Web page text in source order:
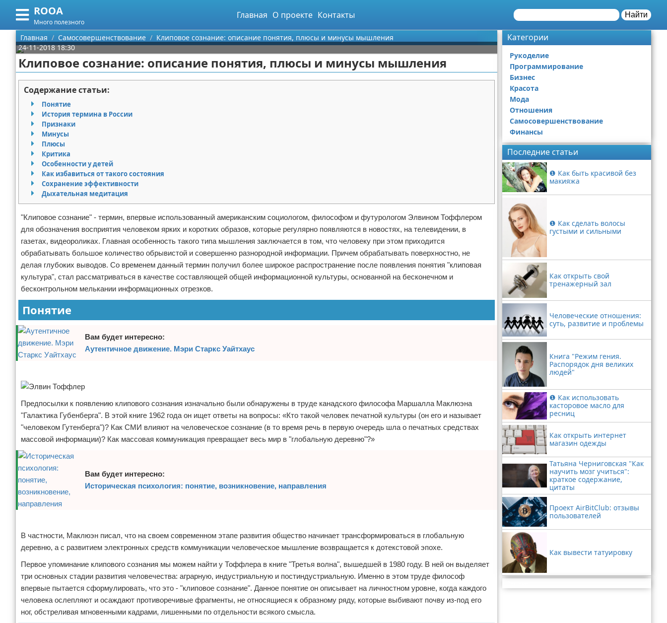
ROOA
Много полезного
Главная О проекте Контакты Найти
Меню
Главная
Категории
Рукоделие
Программирование
Бизнес
Красота
Мода
Отношения
Самосовершенствование
Финансы
Поиск
О проекте
Контакты
Сотрудничество
Размещение рекламы
Для правообладателей
Условия предоставления информации
Отказ от ответственности
Главная Самосовершенствование
Клиповое сознание: описание понятия, плюсы и минусы мышления
24-11-2018 18:30
Клиповое сознание: описание понятия, плюсы и минусы мышления
Содержание статьи:
Понятие
История термина в России
Признаки
Минусы
Плюсы
Критика
Особенности у детей
Как избавиться от такого состояния
Сохранение эффективности
Дыхательная медитация
"Клиповое сознание" - термин, впервые использованный американским социологом, философом и футурологом Элвином Тоффлером
для обозначения восприятия человеком ярких и коротких образов, которые регулярно появляются в новостях, на телевидении, в
газетах, видеороликах. Главная особенность такого типа мышления заключается в том, что человеку при этом приходится
обрабатывать большое количество обрывистой и совершенно разнородной информации. Причем обрабатывать поверхностно, не
делая глубоких выводов. Со временем данный термин получил более широкое распространение после появления понятия "клиповая
культура", стал рассматриваться в качестве составляющей общей информационной культуры, основанной на бесконечном и
бесконтрольном мелькании информационных отрезков.
Понятие
Вам будет интересно:
Аутентичное движение. Мэри Старкс Уайтхаус
Предпосылки к появлению клипового сознания изначально были обнаружены в труде канадского философа Маршалла Маклюэна
"Галактика Губенберга". В этой книге 1962 года он ищет ответы на вопросы: «Кто такой человек печатной культуры (он его и называет
"человеком Гутенберга")? Как СМИ влияют на человеческое сознание (в то время речь в первую очередь шла о печатных средствах
массовой информации)? Как массовая коммуникация превращает весь мир в "глобальную деревню"?»
Вам будет интересно:
Историческая психология: понятие, возникновение, направления
В частности, Маклюэн писал, что на своем современном этапе развития общество начинает трансформироваться в глобальную
деревню, а с развитием электронных средств коммуникации человеческое мышление возвращается к дотекстовой эпохе.
Первое упоминание клипового сознания мы можем найти у Тоффлера в книге "Третья волна", вышедшей в 1980 году. В ней он выделяет
три основных стадии развития человечества: аграрную, индустриальную и постиндустриальную. Именно в этом труде философ
впервые пытается сформулировать, что это - "клиповое сознание". Данное понятие он описывает на личностном уровне, когда каждого
человека ослепляют и осаждают противоречивые фрагменты, не относящиеся к образному ряду, которые выбивают почву из-под его
ног, обстреливая мгновенными кадрами, лишенными по отдельности всякого смысла.
Категории
Рукоделие
Программирование
Бизнес
Красота
Мода
Отношения
Самосовершенствование
Финансы
Последние статьи
❶ Как быть красивой без
макияжа
❶ Как сделать волосы
густыми и сильными
Как открыть свой
тренажерный зал
Человеческие отношения:
суть, развитие и проблемы
Книга "Режим гения.
Распорядок дня великих
людей"
❶ Как использовать
касторовое масло для
ресниц
Как открыть интернет
магазин одежды
Татьяна Черниговская "Как
научить мозг учиться":
краткое содержание,
цитаты
Проект AirBitClub: отзывы
пользователей
Как вывести татуировку